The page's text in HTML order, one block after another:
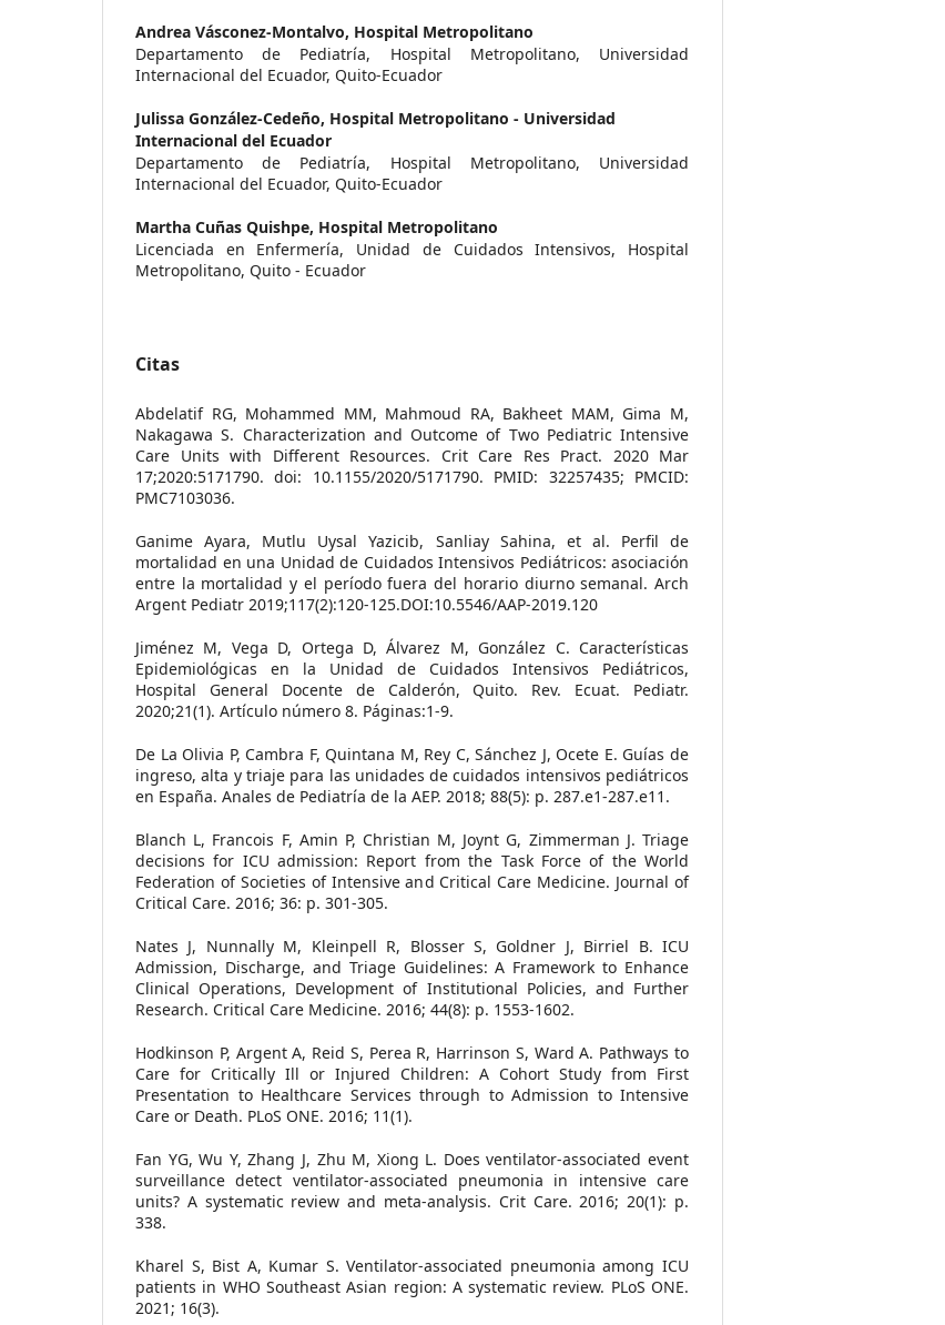
Andrea Vásconez-Montalvo, Hospital Metropolitano
Departamento de Pediatría, Hospital Metropolitano, Universidad
Internacional del Ecuador, Quito-Ecuador
Julissa González-Cedeño, Hospital Metropolitano - Universidad
Internacional del Ecuador
Departamento de Pediatría, Hospital Metropolitano, Universidad
Internacional del Ecuador, Quito-Ecuador
Martha Cuñas Quishpe, Hospital Metropolitano
Licenciada en Enfermería, Unidad de Cuidados Intensivos, Hospital
Metropolitano, Quito - Ecuador
Citas
Abdelatif RG, Mohammed MM, Mahmoud RA, Bakheet MAM, Gima M,
Nakagawa S. Characterization and Outcome of Two Pediatric Intensive
Care Units with Different Resources. Crit Care Res Pract. 2020 Mar
17;2020:5171790. doi: 10.1155/2020/5171790. PMID: 32257435; PMCID:
PMC7103036.
Ganime Ayara, Mutlu Uysal Yazicib, Sanliay Sahina, et al. Perfil de
mortalidad en una Unidad de Cuidados Intensivos Pediátricos: asociación
entre la mortalidad y el período fuera del horario diurno semanal. Arch
Argent Pediatr 2019;117(2):120-125.DOI:10.5546/AAP-2019.120
Jiménez M, Vega D, Ortega D, Álvarez M, González C. Características
Epidemiológicas en la Unidad de Cuidados Intensivos Pediátricos,
Hospital General Docente de Calderón, Quito. Rev. Ecuat. Pediatr.
2020;21(1). Artículo número 8. Páginas:1-9.
De La Olivia P, Cambra F, Quintana M, Rey C, Sánchez J, Ocete E. Guías de
ingreso, alta y triaje para las unidades de cuidados intensivos pediátricos
en España. Anales de Pediatría de la AEP. 2018; 88(5): p. 287.e1-287.e11.
Blanch L, Francois F, Amin P, Christian M, Joynt G, Zimmerman J. Triage
decisions for ICU admission: Report from the Task Force of the World
Federation of Societies of Intensive and Critical Care Medicine. Journal of
Critical Care. 2016; 36: p. 301-305.
Nates J, Nunnally M, Kleinpell R, Blosser S, Goldner J, Birriel B. ICU
Admission, Discharge, and Triage Guidelines: A Framework to Enhance
Clinical Operations, Development of Institutional Policies, and Further
Research. Critical Care Medicine. 2016; 44(8): p. 1553-1602.
Hodkinson P, Argent A, Reid S, Perea R, Harrinson S, Ward A. Pathways to
Care for Critically Ill or Injured Children: A Cohort Study from First
Presentation to Healthcare Services through to Admission to Intensive
Care or Death. PLoS ONE. 2016; 11(1).
Fan YG, Wu Y, Zhang J, Zhu M, Xiong L. Does ventilator-associated event
surveillance detect ventilator-associated pneumonia in intensive care
units? A systematic review and meta-analysis. Crit Care. 2016; 20(1): p.
338.
Kharel S, Bist A, Kumar S. Ventilator-associated pneumonia among ICU
patients in WHO Southeast Asian region: A systematic review. PLoS ONE.
2021; 16(3).